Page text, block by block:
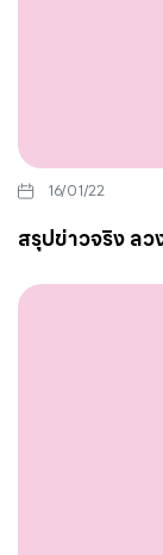
16/01/22
สรุปข่าวจริง ล